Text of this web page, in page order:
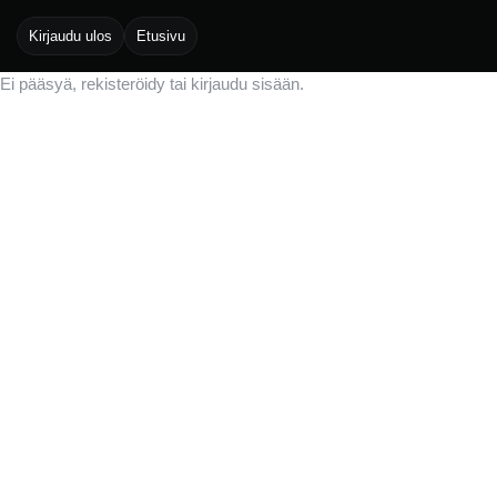
Kirjaudu ulos Etusivu
Ei pääsyä, rekisteröidy tai kirjaudu sisään.